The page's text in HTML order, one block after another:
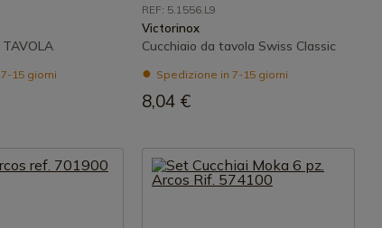
TAVOLA
15 giorni
REF: 5.1556.L9
Victorinox
Cucchiaio da tavola Swiss Classic
Spedizione in 7-15 giorni
8,04 €